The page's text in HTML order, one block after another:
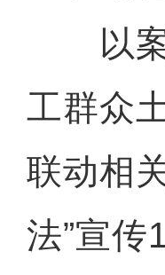
以案
工群众
联动相
法”宣传